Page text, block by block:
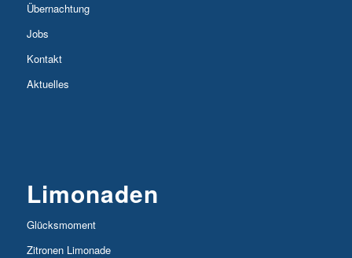
Übernachtung
Jobs
Kontakt
Aktuelles
Limonaden
Glücksmoment
Zitronen Limonade